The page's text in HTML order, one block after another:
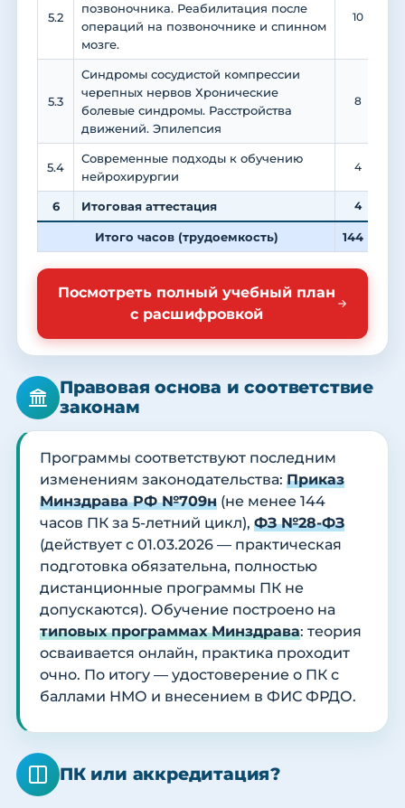
5.2
позвоночника. Реабилитация после
операций на позвоночнике и спинном
мозге.
10
5.3
Синдромы сосудистой компрессии
черепных нервов Хронические
болевые синдромы. Расстройства
движений. Эпилепсия
8
5.4
Современные подходы к обучению
нейрохирургии
4
6 Итоговая аттестация 4
Итого часов (трудоемкость) 144
Посмотреть полный учебный план
с расшифровкой
Правовая основа и соответствие
законам
Программы соответствуют последним
изменениям законодательства: Приказ
Минздрава РФ №709н (не менее 144
часов ПК за 5-летний цикл), ФЗ №28-ФЗ
(действует с 01.03.2026 — практическая
подготовка обязательна, полностью
дистанционные программы ПК не
допускаются). Обучение построено на
типовых программах Минздрава: теория
осваивается онлайн, практика проходит
очно. По итогу — удостоверение о ПК с
баллами НМО и внесением в ФИС ФРДО.
ПК или аккредитация?